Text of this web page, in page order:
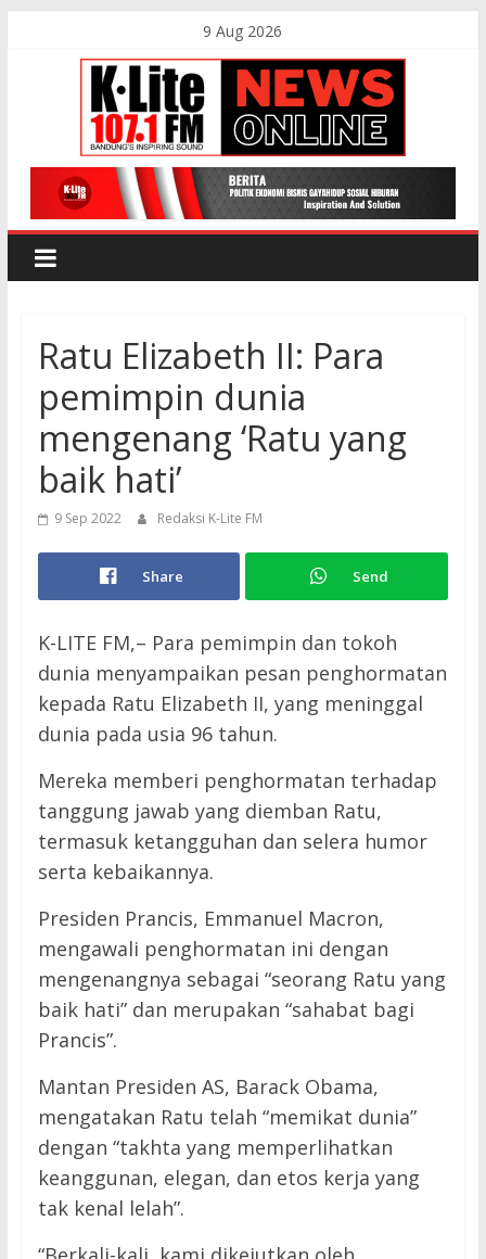
9 Aug 2026
K-
Lite
Bandung
Online
News
Ratu Elizabeth II: Para
pemimpin dunia
mengenang ‘Ratu yang
baik hati’
9 Sep 2022 Redaksi K-Lite FM
Share Send
K-LITE FM,– Para pemimpin dan tokoh
dunia menyampaikan pesan penghormatan
kepada Ratu Elizabeth II, yang meninggal
dunia pada usia 96 tahun.
Mereka memberi penghormatan terhadap
tanggung jawab yang diemban Ratu,
termasuk ketangguhan dan selera humor
serta kebaikannya.
Presiden Prancis, Emmanuel Macron,
mengawali penghormatan ini dengan
mengenangnya sebagai “seorang Ratu yang
baik hati” dan merupakan “sahabat bagi
Prancis”.
Mantan Presiden AS, Barack Obama,
mengatakan Ratu telah “memikat dunia”
dengan “takhta yang memperlihatkan
keanggunan, elegan, dan etos kerja yang
tak kenal lelah”.